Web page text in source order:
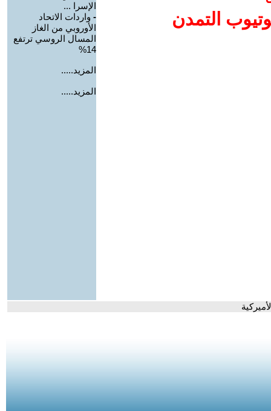
التمدن
الإسرا ...
- واردات الاتحاد
الأوروبي من الغاز
المسال الروسي ترتفع
14%
المزيد.....
المزيد.....